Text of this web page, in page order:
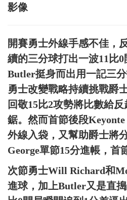
影像
開賽勇士外線手感不佳，
續的三分球打出一波11比
Butler挺身而出用一記三
勇士改變戰略持續挑戰爵
回敬15比2攻勢將比數給
鋸。然而首節後段
外線入袋，又幫助爵士將
George單節15分進帳，首
次節勇士Will Richard和
進球，加上Butler又是直